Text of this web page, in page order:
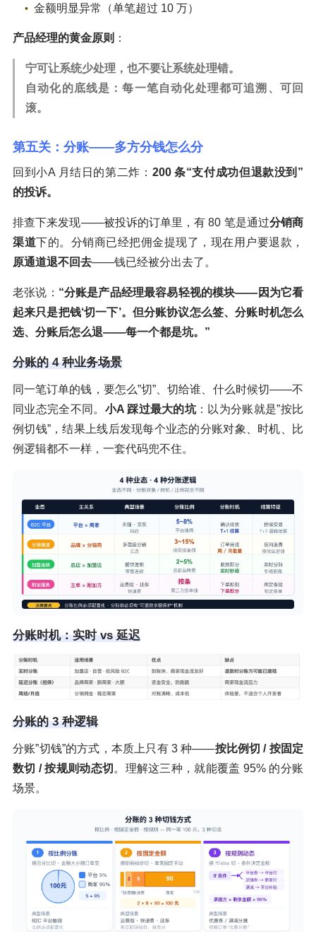
金额明显异常（单笔超过 10 万）
产品经理的黄金原则 ：
宁可让系统少处理，也不要让系统处理错。
自动化的底线是：每一笔自动化处理都可追溯、可回
滚。
第五关：分账——多方分钱怎么分
回到小A 月结日的第二炸： 200 条“支付成功但退款没到”
的投诉。
排查下来发现——被投诉的订单里，有 80 笔是通过分销商
渠道下的。分销商已经把佣金提现了，现在用户要退款，
原通道退不回去——钱已经被分出去了。
老张说： “分账是产品经理最容易轻视的模块——因为它看
起来只是把钱‘切一下’。但分账协议怎么签、分账时机怎么
选、分账后怎么退——每一个都是坑。”
分账的 4 种业务场景
同一笔订单的钱，要怎么”切”、切给谁、什么时候切——不
同业态完全不同。 小A 踩过最大的坑：以为分账就是”按比
例切钱”，结果上线后发现每个业态的分账对象、时机、比
例逻辑都不一样，一套代码兜不住。
分账时机：实时 vs 延迟
分账的 3 种逻辑
分账”切钱”的方式，本质上只有 3 种——按比例切 / 按固定
数切 / 按规则动态切 。理解这三种，就能覆盖 95% 的分账
场景。